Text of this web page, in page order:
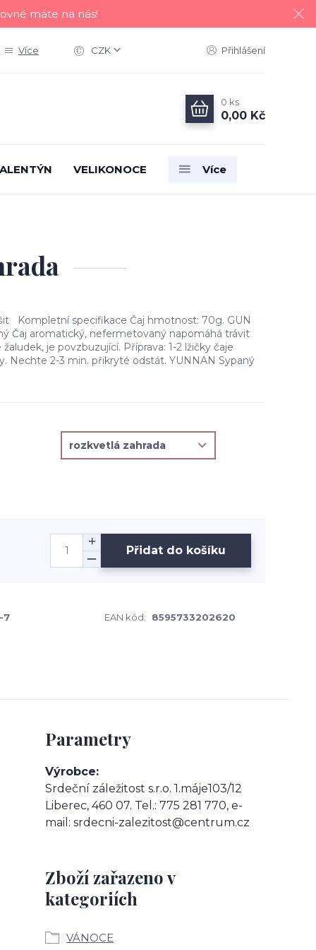
máte na nás!
Více CZK Přihlášení
0 ks
0,00 Kč
VELIKONOCE Více
Kompletní specifikace Čaj hmotnost: 70g. GUN
Čaj aromatický, nefermetovaný napomáhá trávit
je povzbuzující. Příprava: 1-2 lžičky čaje
Nechte 2-3 min. přikryté odstát. YUNNAN Sypaný
Přidat do košíku
7 EAN kód: 8595733202620
Parametry
Výrobce
Srdeční záležitost s.r.o. 1.máje103/12
Liberec, 460 07. Tel.: 775 281 770, e-
mail: srdecni-zalezitost@centrum.cz
Zboží zařazeno v
kategoriích
VÁNOCE